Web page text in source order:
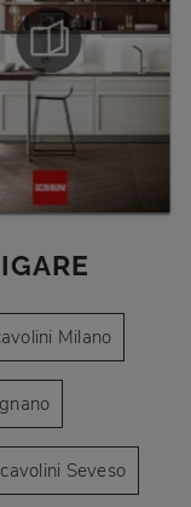
Milano
Seveso